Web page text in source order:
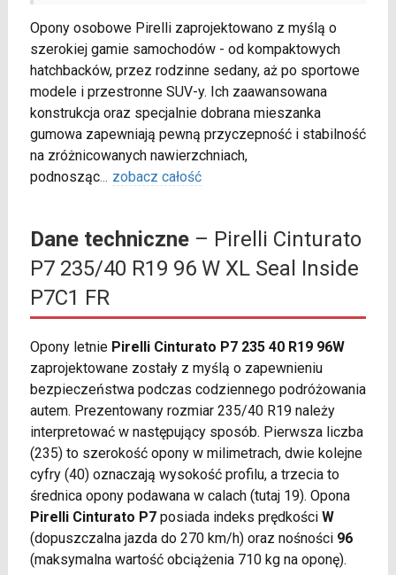
Opony osobowe Pirelli zaprojektowano z myślą o
szerokiej gamie samochodów - od kompaktowych
hatchbacków, przez rodzinne sedany, aż po sportowe
modele i przestronne SUV-y. Ich zaawansowana
konstrukcja oraz specjalnie dobrana mieszanka
gumowa zapewniają pewną przyczepność i stabilność
na zróżnicowanych nawierzchniach,
podnosząc... zobacz całość
Dane techniczne– Pirelli Cinturato
P7 235/40 R19 96 W XL Seal Inside
P7C1 FR
Opony letnie Pirelli Cinturato P7 235 40 R19 96W
zaprojektowane zostały z myślą o zapewnieniu
bezpieczeństwa podczas codziennego podróżowania
autem. Prezentowany rozmiar 235/40 R19 należy
interpretować w następujący sposób. Pierwsza liczba
(235) to szerokość opony w milimetrach, dwie kolejne
cyfry (40) oznaczają wysokość profilu, a trzecia to
średnica opony podawana w calach (tutaj 19). Opona
Pirelli Cinturato P7posiada indeks prędkości W
(dopuszczalna jazda do 270 km/h) oraz nośności 96
(maksymalna wartość obciążenia 710 kg na oponę).